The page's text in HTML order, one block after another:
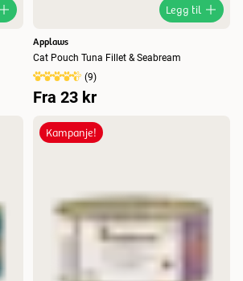
Legg til
Applaws
Cat Pouch Tuna Fillet & Seabream
(9)
Fra 23 kr
Kampanje!